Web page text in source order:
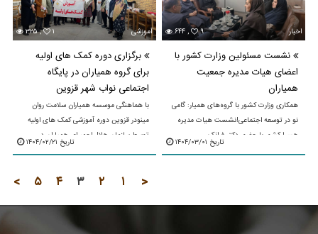
۶۴۴ , ۹ اخبار
نشست مسئولین وزارت کشور با
اعضای هیات مدیره جمعیت
همیاران
همکاری وزارت کشور با گروه‌های همیار: گامی
نو در توسعه اجتماعی!نشست هیات مدیره
هسرا کشور با حضور دکتر فرانک
رستگار،کارشناس دفتر امور سازمان‌های مردم
تاریخ ۱۴۰۴/۰۳/۰۱
۳۲۵ , ۱ آموزشی
برگزاری دوره کمک های اولیه
برای گروه همیاران در پایگاه
اجتماعی نواب شهر قزوین
با هماهنگی موسسه همیاران سلامت روان
مینودر قزوین دوره آموزشی کمک های اولیه
توسط سازمان هلال احمبرای همیاران در
پایگاه سلامت اجتماعی نواب برگزار شد.این
تاریخ ۱۴۰۴/۰۲/۲۱
> ۵ ۴ ۳ ۲ ۱ <